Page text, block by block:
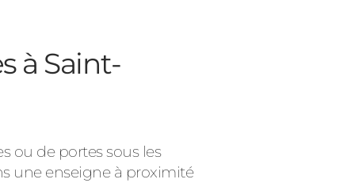
à Saint-
ou de portes sous les
une enseigne à proximité